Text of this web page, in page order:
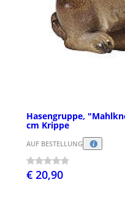
Hasengruppe,
cm Krippe
AUF BESTELLUNG
€ 20,90